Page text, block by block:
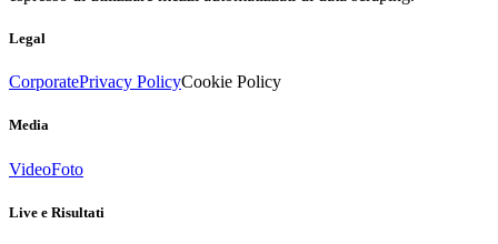
Legal
CorporatePrivacy PolicyCookie Policy
Media
VideoFoto
Live e Risultati